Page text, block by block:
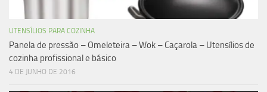
UTENSÍLIOS PARA COZINHA
Panela de pressão – Omeleteira – Wok – Caçarola – Utensílios de
cozinha profissional e básico
4 DE JUNHO DE 2016